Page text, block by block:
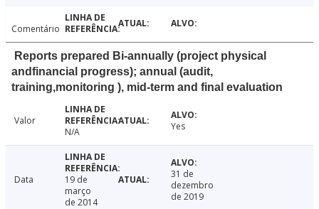
Comentário
Reports prepared Bi-annually (project physical
andfinancial progress); annual (audit,
training,monitoring ), mid-term and final evaluation
Valor
N/A
Yes
Data
19 de
março
de 2014
31 de
dezembro
de 2019